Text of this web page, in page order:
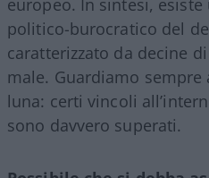
europeo. In sintesi, esiste
politico-burocratico del
caratterizzato da decine
male. Guardiamo
luna: certi vincoli
sono davvero superati.